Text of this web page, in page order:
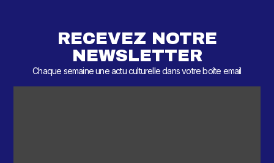
RECEVEZ NOTRE
NEWSLETTER
Chaque semaine une actu culturelle dans votre boîte email